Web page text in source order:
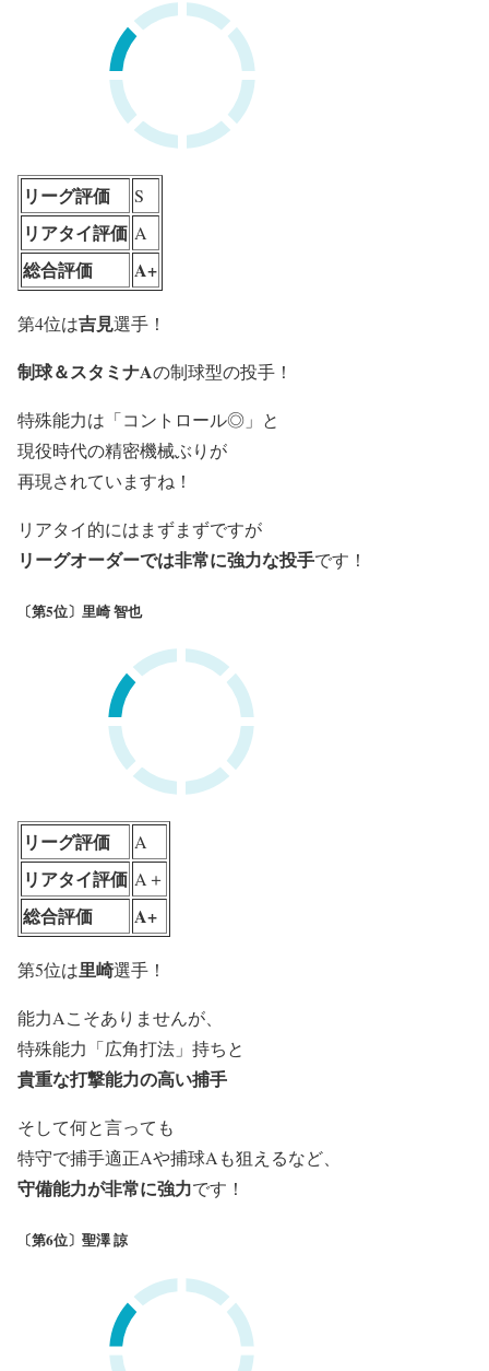
リーグ評価 S
リアタイ評価 A
総合評価 A+
第4位は吉見選手！
制球＆スタミナAの制球型の投手！
特殊能力は「コントロール◎」と
現役時代の精密機械ぶりが
再現されていますね！
リアタイ的にはまずまずですが
リーグオーダーでは非常に強力な投手です！
〔第5位〕里崎 智也
リーグ評価 A
リアタイ評価 A＋
総合評価 A+
第5位は里崎選手！
能力Aこそありませんが、
特殊能力「広角打法」持ちと
貴重な打撃能力の高い捕手
そして何と言っても
特守で捕手適正Aや捕球Aも狙えるなど、
守備能力が非常に強力です！
〔第6位〕聖澤 諒